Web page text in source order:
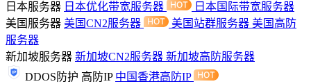
日本服务器 日本优化带宽服务器
日本国际带宽服务器
美国服务器 美国CN2服务器 美国站群服务器 美国高防
服务器
新加坡服务器 新加坡CN2服务器 新加坡高防服务器
DDOS防护 高防IP 中国香港高防IP